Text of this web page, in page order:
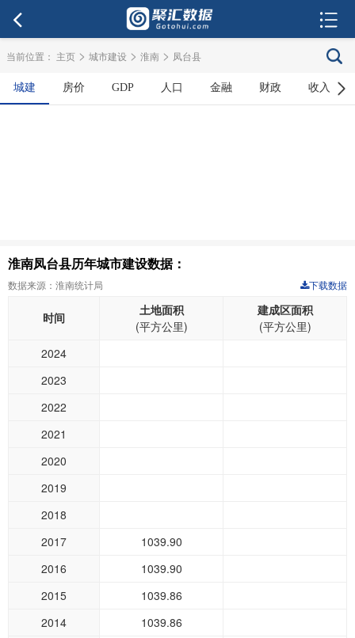
当前位置： 主页 > 城市建设 > 淮南 > 凤台县
城建 房价 GDP 人口 金融 财政 收入
淮南凤台县历年城市建设数据：
数据来源：淮南统计局 下载数据
时间
土地面积
(平方公里)
建成区面积
(平方公里)
2024
2023
2022
2021
2020
2019
2018
2017
1039.90
2016
1039.90
2015
1039.86
2014
1039.86